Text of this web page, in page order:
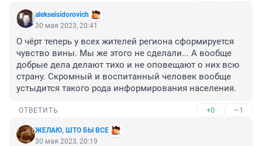
alekseisidorovich
30 мая 2023, 20:41
О чёрт теперь у всех жителей региона сформируется
чувство вины. Мы же этого не сделали... А вообще
добрые дела делают тихо и не оповещают о них всю
страну. Скромный и воспитанный человек вообще
устыдится такого рода информирования населения.
ОТВЕТИТЬ +0 –1
ЖЕЛАЮ, ШТО БЫ ВСЕ
30 мая 2023, 20:19